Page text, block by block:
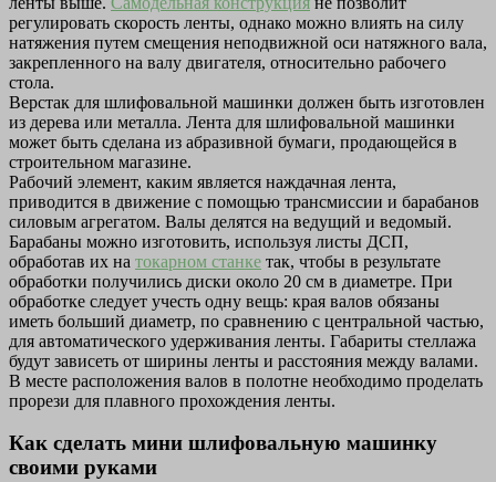
регулировать скорость ленты, однако можно влиять на силу
натяжения путем смещения неподвижной оси натяжного вала,
закрепленного на валу двигателя, относительно рабочего
стола.
Верстак для шлифовальной машинки должен быть изготовлен
из дерева или металла. Лента для шлифовальной машинки
может быть сделана из абразивной бумаги, продающейся в
строительном магазине.
Рабочий элемент, каким является наждачная лента,
приводится в движение с помощью трансмиссии и барабанов
силовым агрегатом. Валы делятся на ведущий и ведомый.
Барабаны можно изготовить, используя листы ДСП,
обработав их на токарном станке так, чтобы в результате
обработки получились диски около 20 см в диаметре. При
обработке следует учесть одну вещь: края валов обязаны
иметь больший диаметр, по сравнению с центральной частью,
для автоматического удерживания ленты. Габариты стеллажа
будут зависеть от ширины ленты и расстояния между валами.
В месте расположения валов в полотне необходимо проделать
прорези для плавного прохождения ленты.
Как сделать мини шлифовальную машинку
своими руками